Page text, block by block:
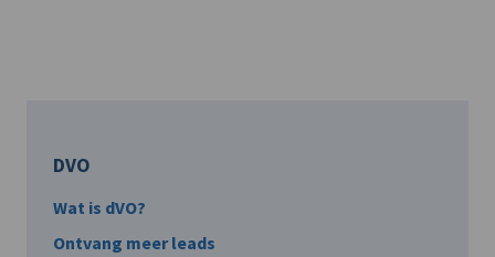
DVO
Wat is dVO?
Ontvang meer leads